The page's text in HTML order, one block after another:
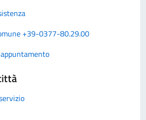
+39-0377-80.29.00